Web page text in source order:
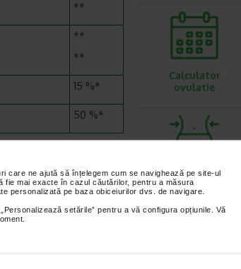
care ne ajută să înțelegem cum se navighează pe site-ul
fie mai exacte în cazul căutărilor, pentru a măsura
personalizată pe baza obiceiurilor dvs. de navigare.
setările” pentru a vă configura opțiunile. Vă
**
**
**
15 %*
50 %*
Calculator
ovulatie
Calculator
greutate ideala